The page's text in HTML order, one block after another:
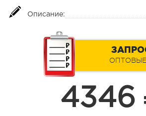
Описание:
4346